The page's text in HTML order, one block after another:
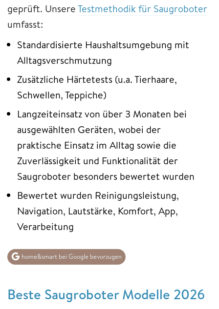
geprüft. UnsereTestmethodik für Saugroboter
umfasst:
Standardisierte Haushaltsumgebung mit
Alltagsverschmutzung
Zusätzliche Härtetests (u.a. Tierhaare,
Schwellen, Teppiche)
Langzeiteinsatz von über 3 Monaten bei
ausgewählten Geräten, wobei der
praktische Einsatz im Alltag sowie die
Zuverlässigkeit und Funktionalität der
Saugroboter besonders bewertet wurden
Bewertet wurden Reinigungsleistung,
Navigation, Lautstärke, Komfort, App,
Verarbeitung
home&smart bei Google bevorzugen
Beste Saugroboter Modelle 2026